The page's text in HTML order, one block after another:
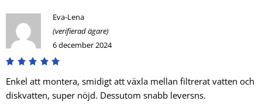
Eva-Lena
(verifierad ägare)
6 december 2024
Enkel att montera, smidigt att växla mellan filtrerat vatten och
diskvatten, super nöjd. Dessutom snabb leversns.